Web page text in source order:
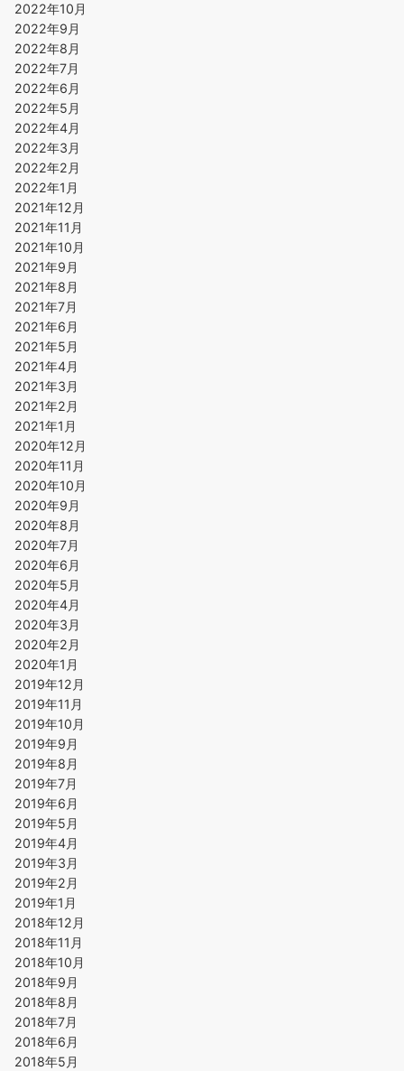
2022年10月
2022年9月
2022年8月
2022年7月
2022年6月
2022年5月
2022年4月
2022年3月
2022年2月
2022年1月
2021年12月
2021年11月
2021年10月
2021年9月
2021年8月
2021年7月
2021年6月
2021年5月
2021年4月
2021年3月
2021年2月
2021年1月
2020年12月
2020年11月
2020年10月
2020年9月
2020年8月
2020年7月
2020年6月
2020年5月
2020年4月
2020年3月
2020年2月
2020年1月
2019年12月
2019年11月
2019年10月
2019年9月
2019年8月
2019年7月
2019年6月
2019年5月
2019年4月
2019年3月
2019年2月
2019年1月
2018年12月
2018年11月
2018年10月
2018年9月
2018年8月
2018年7月
2018年6月
2018年5月